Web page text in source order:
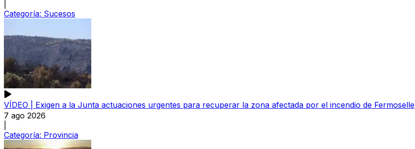
Categoría: Sucesos
VÍDEO | Exigen a la Junta actuaciones urgentes para recuperar la zona afectada por el incendio de Fermoselle
7 ago 2026
Categoría: Provincia